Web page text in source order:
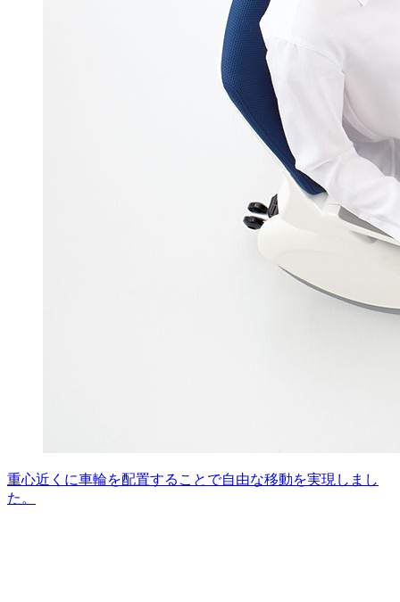
重心近くに車輪を配置することで自由な移動を実現しまし
た。